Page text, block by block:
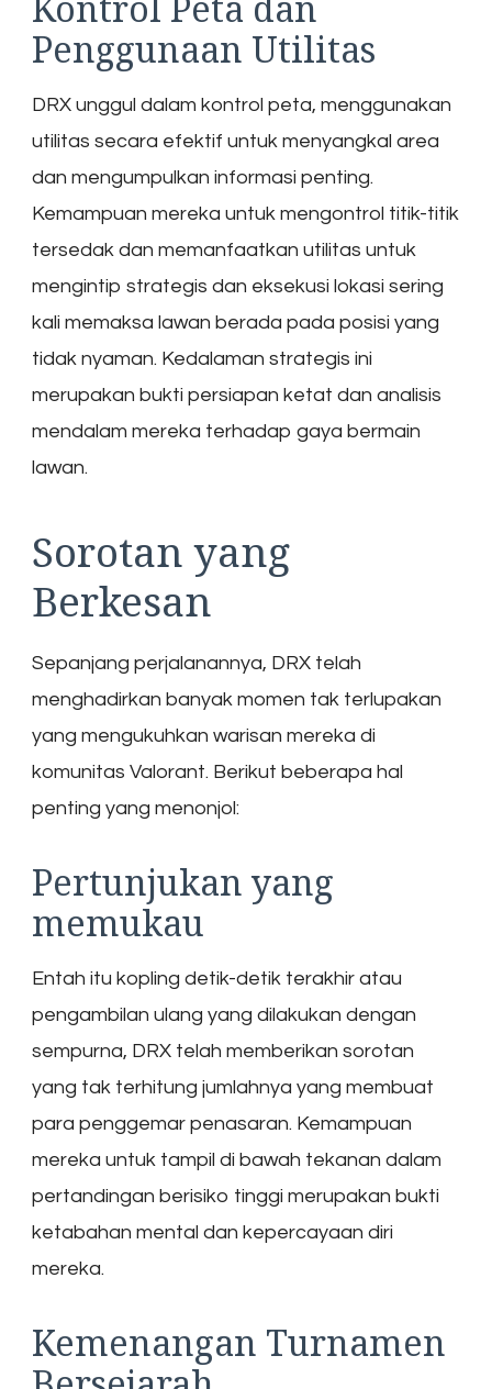
Penggunaan Utilitas
DRX unggul dalam kontrol peta, menggunakan
utilitas secara efektif untuk menyangkal area
dan mengumpulkan informasi penting.
Kemampuan mereka untuk mengontrol titik-titik
tersedak dan memanfaatkan utilitas untuk
mengintip strategis dan eksekusi lokasi sering
kali memaksa lawan berada pada posisi yang
tidak nyaman. Kedalaman strategis ini
merupakan bukti persiapan ketat dan analisis
mendalam mereka terhadap gaya bermain
lawan.
Sorotan yang
Berkesan
Sepanjang perjalanannya, DRX telah
menghadirkan banyak momen tak terlupakan
yang mengukuhkan warisan mereka di
komunitas Valorant. Berikut beberapa hal
penting yang menonjol:
Pertunjukan yang
memukau
Entah itu kopling detik-detik terakhir atau
pengambilan ulang yang dilakukan dengan
sempurna, DRX telah memberikan sorotan
yang tak terhitung jumlahnya yang membuat
para penggemar penasaran. Kemampuan
mereka untuk tampil di bawah tekanan dalam
pertandingan berisiko tinggi merupakan bukti
ketabahan mental dan kepercayaan diri
mereka.
Kemenangan Turnamen